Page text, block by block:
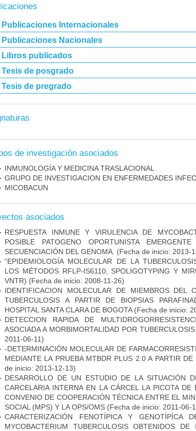
Publicaciones Internacionales
Publicaciones Nacionales
Libros publicados
Tesis de posgrado
Tesis de pregrado
de investigación asociados
INMUNOLOGÍA Y MEDICINA TRASLACIONAL
GRUPO DE INVESTIGACION EN ENFERMEDADES
MICOBAC­UN
asociados
RESPUESTA INMUNE Y VIRULENCIA DE
POSIBLE PATOGENO OPORTUNISTA
SECUENCIACIÓN DEL GENOMA. (Fecha de inicio: 2013-
“EPIDEMIOLOGÍA MOLECULAR DE LA
LOS MÉTODOS RFLP-IS6110, SPOLIGOTYPING Y
VNTR) (Fecha de inicio: 2008-11-26)
IDENTIFICACION MOLECULAR DE MIEMBROS DEL
TUBERCULOSIS A PARTIR DE BIOPSIAS
HOSPITAL SANTA CLARA DE BOGOTA(Fecha de inicio:
DETECCION RAPIDA DE
ASOCIADA A MORBIMORTALIDAD POR
2011-06-11)
-DETERMINACIÓN MOLECULAR DE
MEDIANTE LA PRUEBA MTBDR PLUS 2.0 A PARTIR
de inicio: 2013-12-13)
DESARROLLO DE UN ESTUDIO DE LA SITUACIÓN
CARCELARIA INTERNA EN LA CÁRCEL LA PICOTA DE
CONVENIO DE COOPERACIÓN TÉCNICA ENTRE EL
SOCIAL (MPS) Y LA OPS/OMS (Fecha de inicio: 2011-06-
CARACTERIZACIÓN FENOTÍPICA Y GENOTÍPÌCA
MYCOBACTERIUM TUBERCULOSIS OBTENIDOS